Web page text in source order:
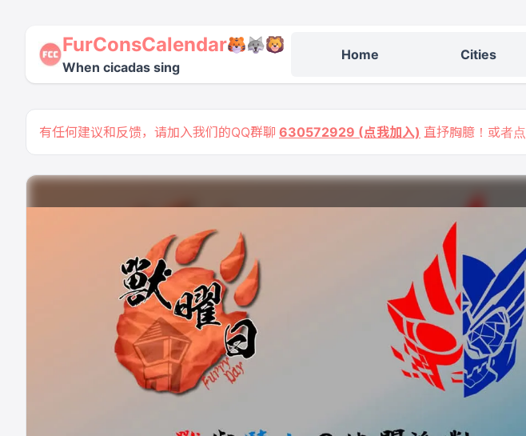
FurConsCalendar
When cicadas sing
Home Cities
有任何建议和反馈，请加入我们的QQ群聊 630572929 (点我加入) 直抒胸臆！或者点